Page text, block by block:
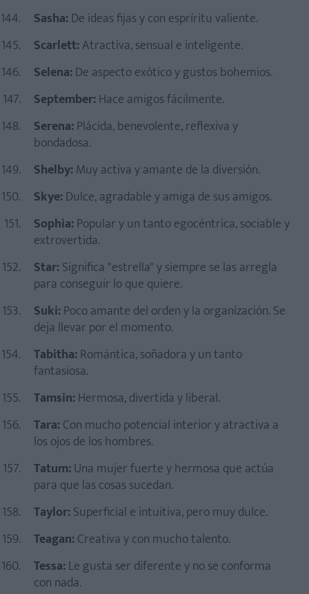
Sasha:De ideas fijas y con espríritu valiente.
Scarlett:Atractiva, sensual e inteligente.
Selena:De aspecto exótico y gustos bohemios.
September:Hace amigos fácilmente.
Serena:Plácida, benevolente, reflexiva y
bondadosa.
Shelby:Muy activa y amante de la diversión.
Skye:Dulce, agradable y amiga de sus amigos.
Sophia:Popular y un tanto egocéntrica, sociable y
extrovertida.
Star:Significa "estrella" y siempre se las arregla
para conseguir lo que quiere.
Suki:Poco amante del orden y la organización. Se
deja llevar por el momento.
Tabitha:Romántica, soñadora y un tanto
fantasiosa.
Tamsin:Hermosa, divertida y liberal.
Tara:Con mucho potencial interior y atractiva a
los ojos de los hombres.
Tatum:Una mujer fuerte y hermosa que actúa
para que las cosas sucedan.
Taylor:Superficial e intuitiva, pero muy dulce.
Teagan:Creativa y con mucho talento.
Tessa:Le gusta ser diferente y no se conforma
con nada.